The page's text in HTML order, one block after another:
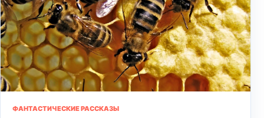
ФАНТАСТИЧЕСКИЕ РАССКАЗЫ